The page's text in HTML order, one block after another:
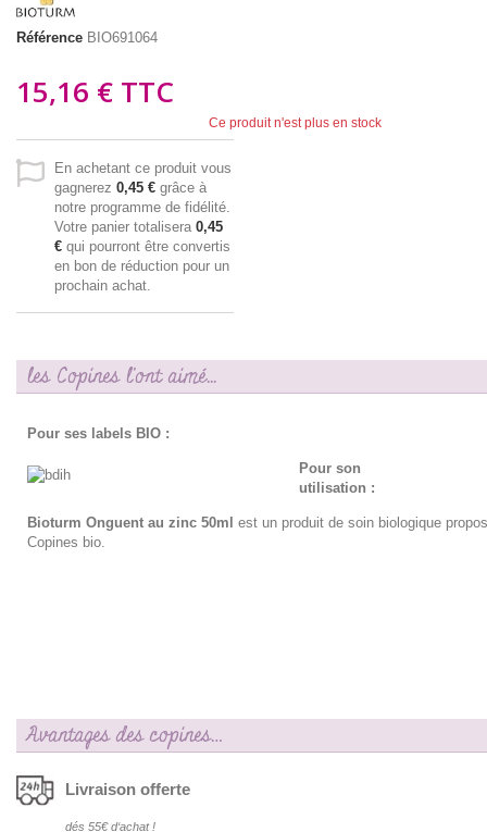
Référence BIO691064
15,16 € TTC
Ce produit n'est plus en stock
En achetant ce produit vous
gagnerez 0,45 € grâce à
notre programme de fidélité.
Votre panier totalisera 0,45
€ qui pourront être convertis
en bon de réduction pour un
prochain achat.
les Copines l'ont aimé...
Pour ses labels BIO :
Pour son
utilisation :
Bioturm Onguent au zinc 50ml est un produit de soin biologique
Copines bio.
Avantages des copines…
Livraison offerte
dés 55€ d‘achat !